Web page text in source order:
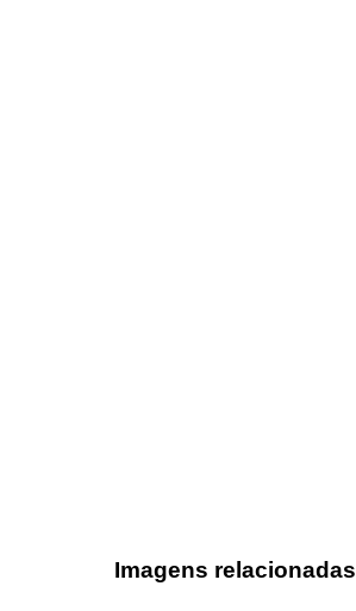
Imagens relacionadas